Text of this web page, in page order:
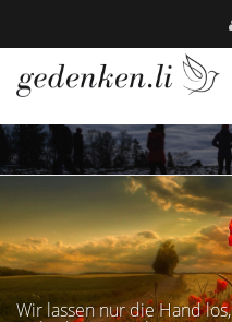
Wir lassen nur die Hand los,